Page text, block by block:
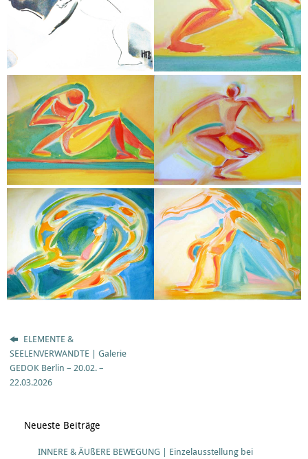
ELEMENTE &
SEELENVERWANDTE | Galerie
GEDOK Berlin – 20.02. –
22.03.2026
Neueste Beiträge
INNERE & ÄUßERE BEWEGUNG | Einzelausstellung bei